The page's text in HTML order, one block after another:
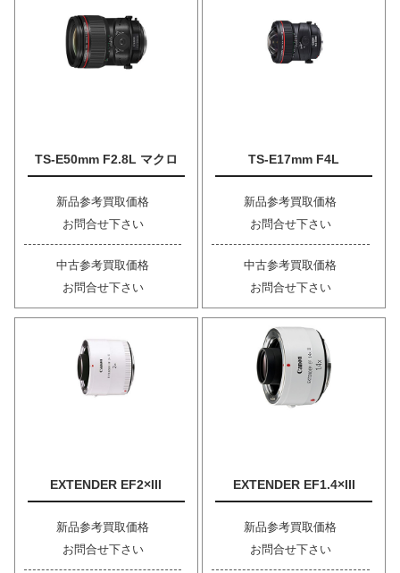
TS-E50mm F2.8L マクロ
新品参考買取価格
お問合せ下さい
中古参考買取価格
お問合せ下さい
TS-E17mm F4L
新品参考買取価格
お問合せ下さい
中古参考買取価格
お問合せ下さい
EXTENDER EF2×III
新品参考買取価格
お問合せ下さい
EXTENDER EF1.4×III
新品参考買取価格
お問合せ下さい